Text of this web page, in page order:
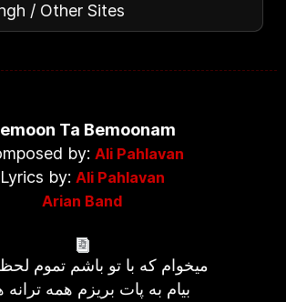
/ Other Sites
Ta Bemoonam
by: Ali Pahlavan
Lyrics by: Ali Pahlavan
Arian Band
میخوام که با تو باشم تموم
بیام به پات بریزم همه ترانه